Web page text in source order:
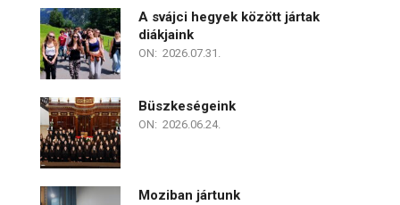
A svájci hegyek között jártak
diákjaink
ON: 2026.07.31.
Büszkeségeink
ON: 2026.06.24.
Moziban jártunk